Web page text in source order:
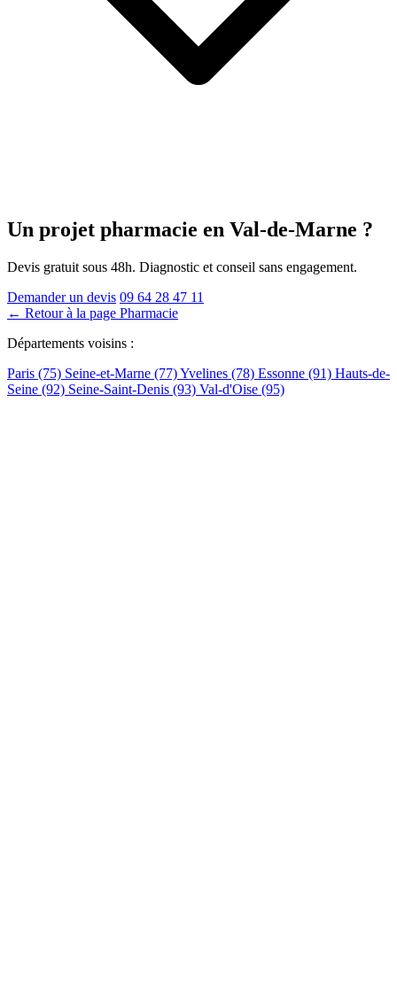
Un projet pharmacie en Val-de-Marne ?
Devis gratuit sous 48h. Diagnostic et conseil sans engagement.
Demander un devis 09 64 28 47 11
← Retour à la page Pharmacie
Départements voisins :
Paris (75) Seine-et-Marne (77)Yvelines (78) Essonne (91) Hauts-de-
Seine (92) Seine-Saint-Denis (93) Val-d'Oise (95)